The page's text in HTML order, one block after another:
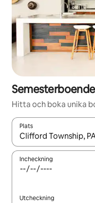
Hitta och boka unika
Plats
När resultaten är
Incheckning
Utcheckning